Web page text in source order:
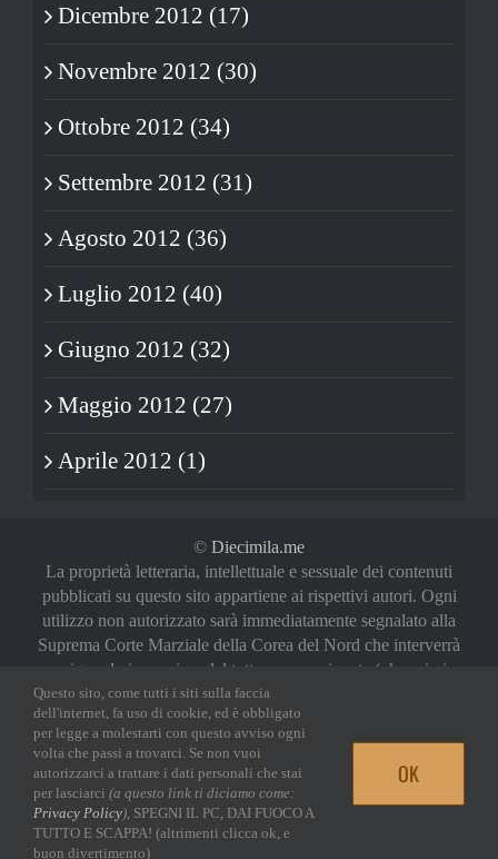
Dicembre 2012 (17)
Novembre 2012 (30)
Ottobre 2012 (34)
Settembre 2012 (31)
Agosto 2012 (36)
Luglio 2012 (40)
Giugno 2012 (32)
Maggio 2012 (27)
Aprile 2012 (1)
© Diecimila.me
La proprietà letteraria, intellettuale e sessuale dei contenuti
pubblicati su questo sito appartiene ai rispettivi autori. Ogni
utilizzo non autorizzato sarà immediatamente segnalato alla
Suprema Corte Marziale della Corea del Nord che interverrà
a riguardo in maniera del tutto sproporzionata (oh, noi vi
abbiamo avvertiti)
Privacy Policy|Login
FacebookTwitterYouTube
Questo sito, come tutti i siti sulla faccia
dell'internet, fa uso di cookie, ed è obbligato
per legge a molestarti con questo avviso ogni
volta che passi a trovarci. Se non vuoi
autorizzarci a trattare i dati personali che stai
per lasciarci (a questo link ti diciamo come:
Privacy Policy), SPEGNI IL PC, DAI FUOCO A
TUTTO E SCAPPA! (altrimenti clicca ok, e
buon divertimento)
OK